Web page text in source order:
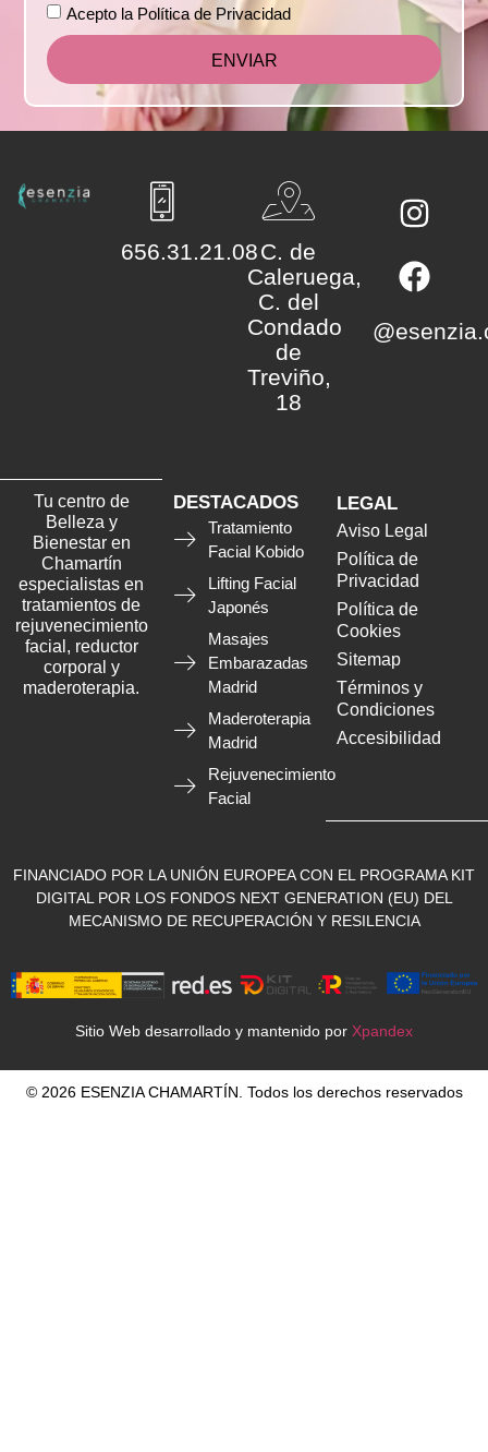
Acepto la Política de Privacidad
ENVIAR
656.31.21.08C. de
Caleruega,
C. del
Condado
de
Treviño,
18
Tu centro de
Belleza y
Bienestar en
Chamartín
especialistas en
tratamientos de
rejuvenecimiento
facial, reductor
corporal y
maderoterapia.
DESTACADOS
Tratamiento
Facial Kobido
Lifting Facial
Japonés
Masajes
Embarazadas
Madrid
Maderoterapia
Madrid
Rejuvenecimiento
Facial
LEGAL
Aviso Legal
Política de
Privacidad
Política de
Cookies
Sitemap
Términos y
Condiciones
Accesibilidad
FINANCIADO POR LA UNIÓN EUROPEA CON EL PROGRAMA KIT
DIGITAL POR LOS FONDOS NEXT GENERATION (EU) DEL
MECANISMO DE RECUPERACIÓN Y RESILENCIA
Sitio Web desarrollado y mantenido por Xpandex
© 2026 ESENZIA CHAMARTÍN. Todos los derechos reservados